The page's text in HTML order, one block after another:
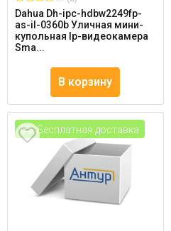
Dahua Dh-ipc-hdbw2249fp-
as-il-0360b Уличная мини-
купольная Ip-видеокамера
Sma...
В корзину
Бесплатная доставка